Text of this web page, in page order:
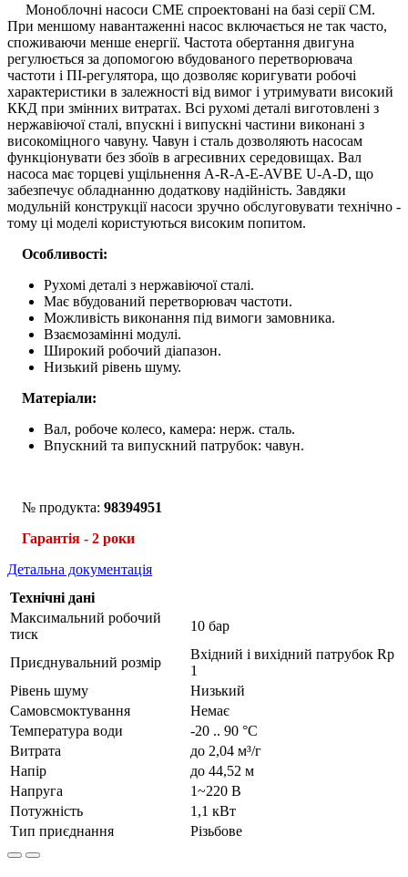
Моноблочні насоси CME спроектовані на базі серії CM.
При меншому навантаженні насос включається не так часто,
споживаючи менше енергії. Частота обертання двигуна
регулюється за допомогою вбудованого перетворювача
частоти і ПІ-регулятора, що дозволяє коригувати робочі
характеристики в залежності від вимог і утримувати високий
ККД при змінних витратах. Всі рухомі деталі виготовлені з
нержавіючої сталі, впускні і випускні частини виконані з
високоміцного чавуну. Чавун і сталь дозволяють насосам
функціонувати без збоїв в агресивних середовищах. Вал
насоса має торцеві ущільнення A-R-A-E-AVBE U-A-D, що
забезпечує обладнанню додаткову надійність. Завдяки
модульній конструкції насоси зручно обслуговувати технічно -
тому ці моделі користуються високим попитом.
Особливості:
Рухомі деталі з нержавіючої сталі.
Має вбудований перетворювач частоти.
Можливість виконання під вимоги замовника.
Взаємозамінні модулі.
Широкий робочий діапазон.
Низький рівень шуму.
Матеріали:
Вал, робоче колесо, камера: нерж. сталь.
Впускний та випускний патрубок: чавун.
№ продукта: 98394951
Гарантія - 2 роки
Детальна документація
Технічні дані
Максимальний робочий
тиск
10 бар
Приєднувальний розмір
Вхідний і вихідний патрубок Rp
1
Рівень шуму
Низький
Самовсмоктування
Немає
Температура води
-20 .. 90 °C
Витрата
до 2,04 м³/г
Напір
до 44,52 м
Напруга
1~220 В
Потужність
1,1 кВт
Тип приєднання
Різьбове